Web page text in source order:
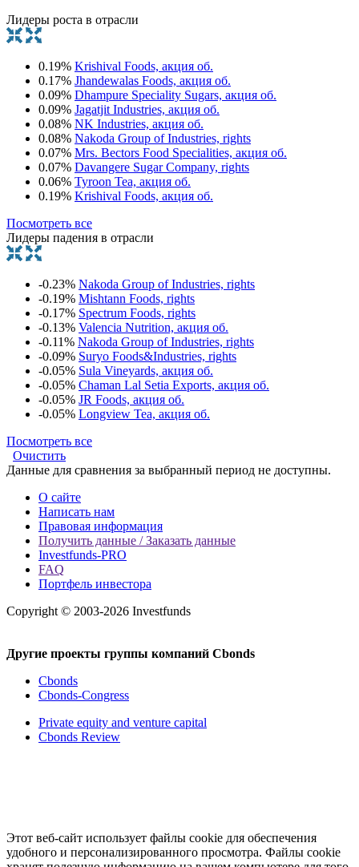
Лидеры роста в отрасли
0.19% Krishival Foods, акция об.
0.17% Jhandewalas Foods, акция об.
0.09% Dhampure Speciality Sugars, акция об.
0.09% Jagatjit Industries, акция об.
0.08% NK Industries, акция об.
0.08% Nakoda Group of Industries, rights
0.07% Mrs. Bectors Food Specialities, акция об.
0.07% Davangere Sugar Company, rights
0.06% Tyroon Tea, акция об.
0.19% Krishival Foods, акция об.
Посмотреть все
Лидеры падения в отрасли
-0.23% Nakoda Group of Industries, rights
-0.19% Mishtann Foods, rights
-0.17% Spectrum Foods, rights
-0.13% Valencia Nutrition, акция об.
-0.11% Nakoda Group of Industries, rights
-0.09% Suryo Foods&Industries, rights
-0.05% Sula Vineyards, акция об.
-0.05% Chaman Lal Setia Exports, акция об.
-0.05% JR Foods, акция об.
-0.05% Longview Tea, акция об.
Посмотреть все
Очистить
Данные для сравнения за выбранный период не доступны.
О сайте
Написать нам
Правовая информация
Получить данные / Заказать данные
Investfunds-PRO
FAQ
Портфель инвестора
Copyright © 2003-2026 Investfunds
Другие проекты группы компаний Cbonds
Cbonds
Cbonds-Congress
Private equity and venture capital
Cbonds Review
Этот веб-сайт использует файлы cookie для обеспечения
удобного и персонализированного просмотра. Файлы cookie